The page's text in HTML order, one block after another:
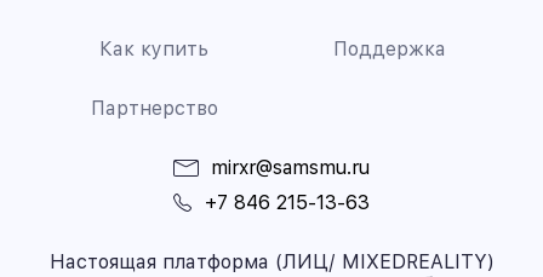
Как купить Поддержка
Партнерство
mirxr@samsmu.ru
+7 846 215-13-63
Настоящая платформа (ЛИЦ/ MIXEDREALITY)